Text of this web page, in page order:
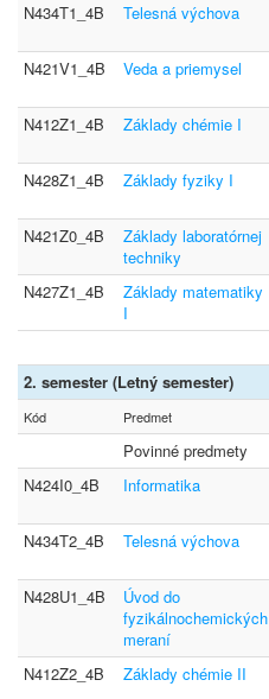
N434T1_4B
Telesná výchova
N421V1_4B Veda a priemysel
N412Z1_4B Základy chémie I
N428Z1_4B Základy fyziky I
N421Z0_4B
Základy laboratórnej
techniky
N427Z1_4B
Základy matematiky
I
2. semester (Letný semester)
Kód Predmet
Povinné predmety
N424I0_4B
Informatika
N434T2_4B Telesná výchova
N428U1_4B
Úvod do
fyzikálnochemických
meraní
N412Z2_4B Základy chémie II